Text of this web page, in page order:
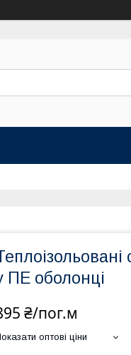
ПЕ оболонці
₴/пог.м
оптові ціни